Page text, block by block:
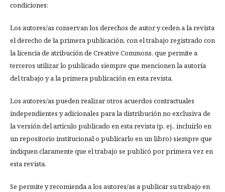
condiciones:
Los autores/as conservan los derechos de autor y ceden a la revista
el derecho de la primera publicación, con el trabajo registrado con
la licencia de atribución de Creative Commons, que permite a
terceros utilizar lo publicado siempre que mencionen la autoría
del trabajo y a la primera publicación en esta revista.
Los autores/as pueden realizar otros acuerdos contractuales
independientes y adicionales para la distribución no exclusiva de
la versión del artículo publicado en esta revista (p. ej., incluirlo en
un repositorio institucional o publicarlo en un libro) siempre que
indiquen claramente que el trabajo se publicó por primera vez en
esta revista.
Se permite y recomienda a los autores/as a publicar su trabajo en